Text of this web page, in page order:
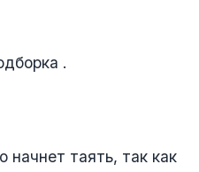
.
начнет таять, так как